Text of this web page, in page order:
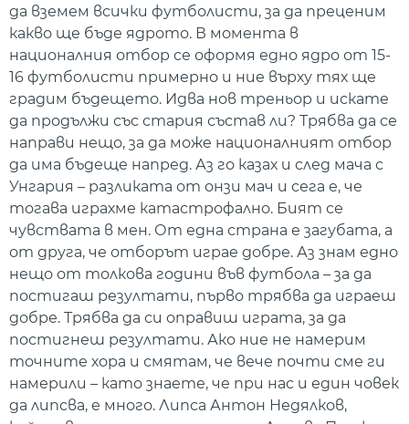
да вземем всички футболисти, за да преценим
какво ще бъде ядрото. В момента в
националния отбор се оформя едно ядро от 15-
16 футболисти примерно и ние върху тях ще
градим бъдещето. Идва нов треньор и искате
да продължи със стария състав ли? Трябва да се
направи нещо, за да може националният отбор
да има бъдеще напред. Аз го казах и след мача с
Унгария – разликата от онзи мач и сега е, че
тогава играхме катастрофално. Бият се
чувствата в мен. От една страна е загубата, а
от друга, че отборът играе добре. Аз знам едно
нещо от толкова години във футбола – за да
постигаш резултати, първо трябва да играеш
добре. Трябва да си оправиш играта, за да
постигнеш резултати. Ако ние не намерим
точните хора и смятам, че вече почти сме ги
намерили – като знаете, че при нас и един човек
да липсва, е много. Липса Антон Недялков,